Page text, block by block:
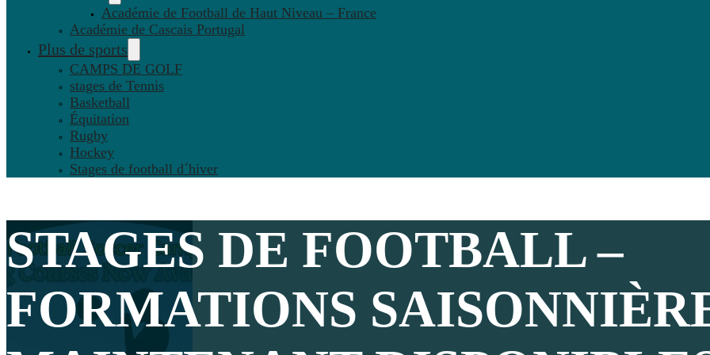
Académie de Football de Haut Niveau – France
Académie de Cascais Portugal
Plus de sports
CAMPS DE GOLF
stages de Tennis
Basketball
Équitation
Rugby
Hockey
Stages de football d´hiver
STAGES DE FOOTBALL –
FORMATIONS